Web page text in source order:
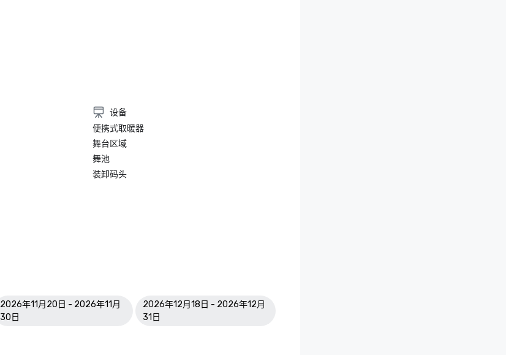
设备
便携式取暖器
舞台区域
舞池
装卸码头
2026年11月20日 - 2026年11月
30日
2026年12月18日 - 2026年12月
31日